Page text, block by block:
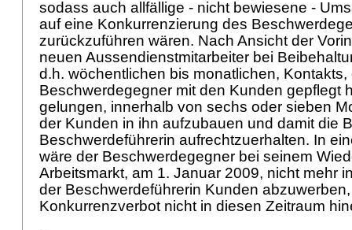
sodass auch allfällige - nicht bewiesene -
auf eine Konkurrenzierung des
zurückzuführen wären. Nach Ansicht der
neuen Aussendienstmitarbeiter bei
d.h. wöchentlichen bis monatlichen, Kontakts,
Beschwerdegegner mit den Kunden gepflegt
gelungen, innerhalb von sechs oder sieben
der Kunden in ihn aufzubauen und damit die
Beschwerdeführerin aufrechtzuerhalten. In
wäre der Beschwerdegegner bei seinem
Arbeitsmarkt, am 1. Januar 2009, nicht mehr
der Beschwerdeführerin Kunden
Konkurrenzverbot nicht in diesen Zeitraum